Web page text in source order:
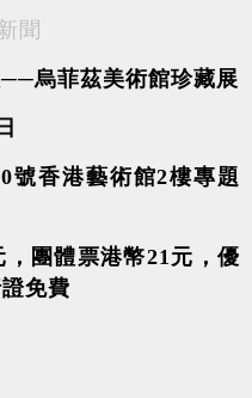
聞
烏菲茲美術館珍藏展
號香港藝術館2樓專題
團體票港幣21元，優
免費